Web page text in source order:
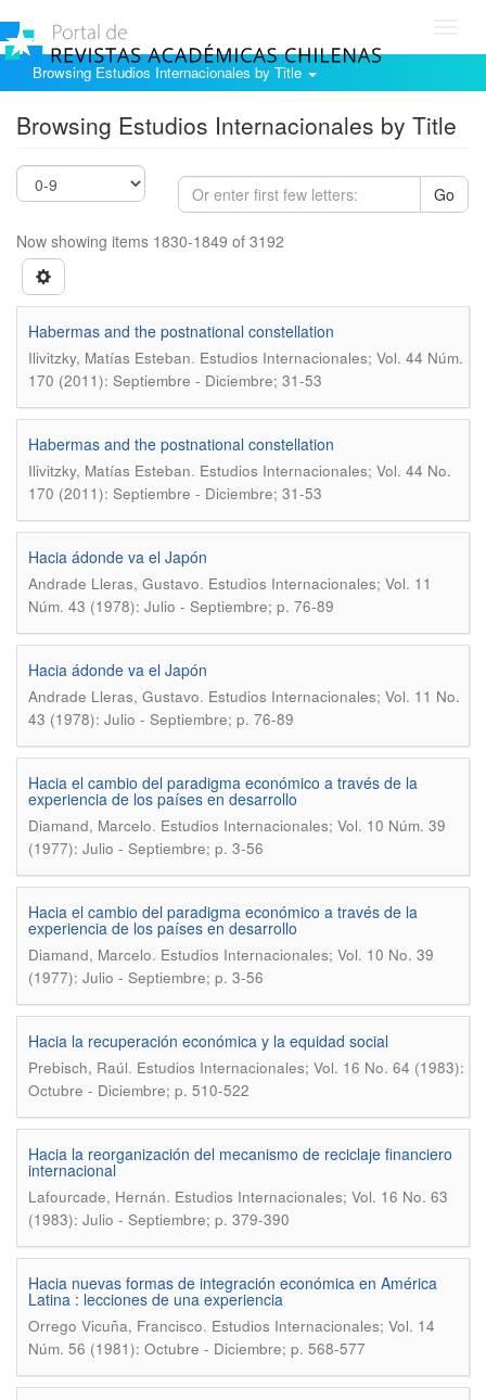
Browsing Estudios Internacionales by Title
Browsing Estudios Internacionales by Title
Go
Now showing items 1830-1849 of 3192
Habermas and the postnational constellation
Ilivitzky, Matías Esteban. Estudios Internacionales; Vol. 44 Núm.
170 (2011): Septiembre - Diciembre; 31-53
Habermas and the postnational constellation
Ilivitzky, Matías Esteban. Estudios Internacionales; Vol. 44 No.
170 (2011): Septiembre - Diciembre; 31-53
Hacia ádonde va el Japón
Andrade Lleras, Gustavo. Estudios Internacionales; Vol. 11
Núm. 43 (1978): Julio - Septiembre; p. 76-89
Hacia ádonde va el Japón
Andrade Lleras, Gustavo. Estudios Internacionales; Vol. 11 No.
43 (1978): Julio - Septiembre; p. 76-89
Hacia el cambio del paradigma económico a través de la
experiencia de los países en desarrollo
Diamand, Marcelo. Estudios Internacionales; Vol. 10 Núm. 39
(1977): Julio - Septiembre; p. 3-56
Hacia el cambio del paradigma económico a través de la
experiencia de los países en desarrollo
Diamand, Marcelo. Estudios Internacionales; Vol. 10 No. 39
(1977): Julio - Septiembre; p. 3-56
Hacia la recuperación económica y la equidad social
Prebisch, Raúl. Estudios Internacionales; Vol. 16 No. 64 (1983):
Octubre - Diciembre; p. 510-522
Hacia la reorganización del mecanismo de reciclaje financiero
internacional
Lafourcade, Hernán. Estudios Internacionales; Vol. 16 No. 63
(1983): Julio - Septiembre; p. 379-390
Hacia nuevas formas de integración económica en América
Latina : lecciones de una experiencia
Orrego Vicuña, Francisco. Estudios Internacionales; Vol. 14
Núm. 56 (1981): Octubre - Diciembre; p. 568-577